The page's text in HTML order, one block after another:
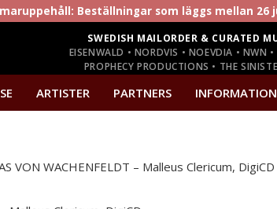
Beställningar som läggs mellan
SWEDISH MAILORDER & CURATED
EISENWALD • NORDVIS • NOEVDIA • NWN
PROPHECY PRODUCTIONS • THE
ARTISTER PARTNERS INFORMATION
VON WACHENFELDT – Malleus Clericum, DigiCD